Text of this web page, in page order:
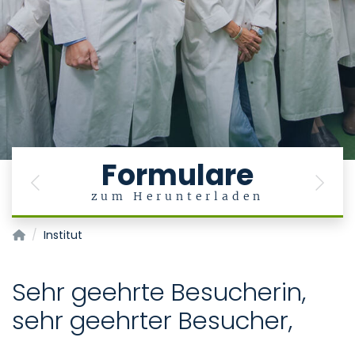
Formulare
zum Herunterladen
Previous Next
Institut für Neuropathologie
Institut
Sehr geehrte Besucherin,
sehr geehrter Besucher,